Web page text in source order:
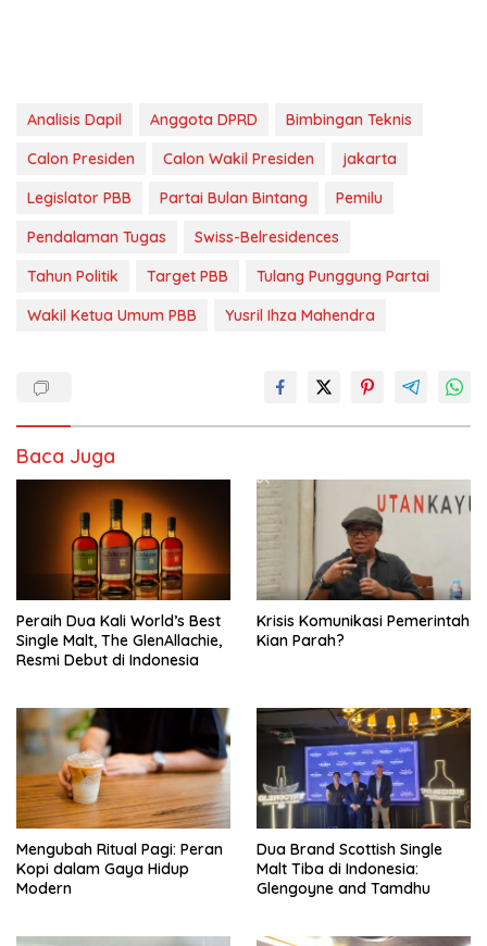
Analisis Dapil Anggota DPRD
Bimbingan Teknis
Calon Presiden
Calon Wakil Presiden
jakarta
Legislator PBB
Partai Bulan Bintang
Pemilu
Pendalaman Tugas
Swiss-Belresidences
Tahun Politik
Target PBB
Tulang Punggung Partai
Wakil Ketua Umum PBB
Yusril Ihza Mahendra
Baca Juga
Peraih Dua Kali World’s Best
Single Malt, The GlenAllachie,
Resmi Debut di Indonesia
Krisis Komunikasi Pemerintah
Kian Parah?
Mengubah Ritual Pagi: Peran
Kopi dalam Gaya Hidup
Modern
Dua Brand Scottish Single
Malt Tiba di Indonesia:
Glengoyne and Tamdhu